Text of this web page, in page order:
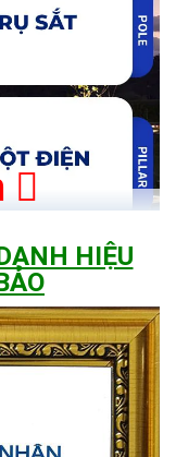
mọi nơi
lượng mặt
- 2000w là dòng
HIỆU